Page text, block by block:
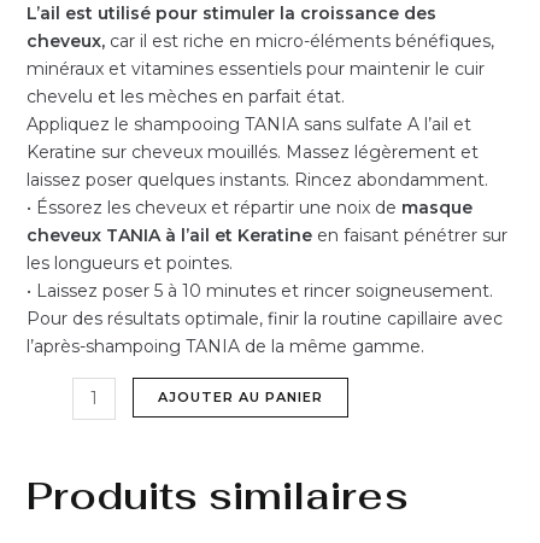
L’ail est utilisé pour stimuler la croissance des
cheveux,car il est riche en micro-éléments bénéfiques,
minéraux et vitamines essentiels pour maintenir le cuir
chevelu et les mèches en parfait état.
Appliquez le shampooing TANIA sans sulfate A l’ail et
Keratine sur cheveux mouillés. Massez légèrement et
laissez poser quelques instants. Rincez abondamment.
• Éssorez les cheveux et répartir une noix de masque
cheveux TANIA à l’ail et Keratineen faisant pénétrer sur
les longueurs et pointes.
• Laissez poser 5 à 10 minutes et rincer soigneusement.
Pour des résultats optimale, finir la routine capillaire avec
l’après-shampoing TANIA de la même gamme.
AJOUTER AU PANIER
Produits similaires